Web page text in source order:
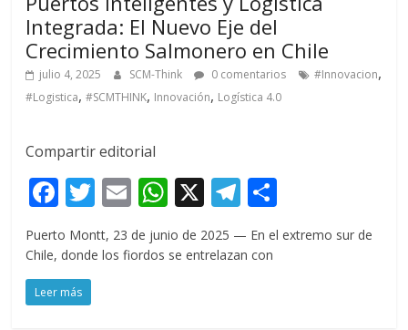
Integrada: El Nuevo Eje del
Crecimiento Salmonero en Chile
julio 4, 2025 SCM-Think 0 comentarios #Innovacion,
#Logistica,#SCMTHINK, Innovación, Logística 4.0
Compartir editorial
F
ac
e
b
o
T
w
itt
E
m
ai
W
h
at
X T
el
e
o
m
Puerto Montt, 23 de junio de 2025 — En el extremo sur de
Chile, donde los fiordos se entrelazan con
Leer más